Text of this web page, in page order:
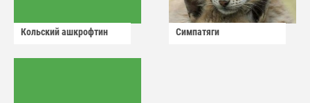
Кольский ашкрофтин Симпатяги